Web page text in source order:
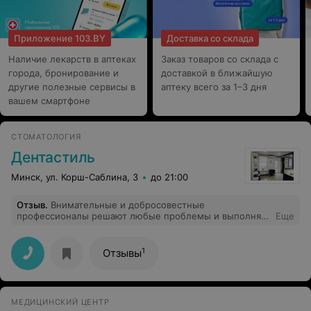
Приложение 103.BY
Наличие лекарств в аптеках
города, бронирование и
другие полезные сервисы в
вашем смартфоне
Доставка со склада
Заказ товаров со склада с
доставкой в ближайшую
аптеку всего за 1–3 дня
СТОМАТОЛОГИЯ
Дентастиль
Минск, ул. Корш-Саблина, 3 до 21:00
Отзыв. Внимательные и добросовестные
профессионалы решают любые проблемы и выполнят
Лечение в домашней обстановке. Ирина
Александровна и Аня колдовали над моими
проблемами больше месяца. Улыбка до ушей.
Сердечное спасибо им за это. Если нет серьезных
проблем с зубами, можно просто зайти в клинику и
провести профессиональную гигиену. Рекомендую. Не
Еще
Отзывы1
МЕДИЦИНСКИЙ ЦЕНТР